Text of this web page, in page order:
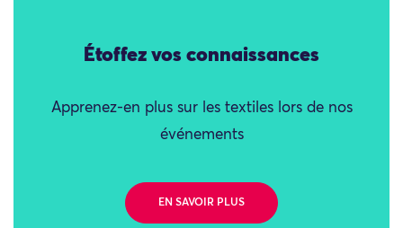
Étoffez vos connaissances
Apprenez-en plus sur les textiles lors de nos
événements
EN SAVOIR PLUS